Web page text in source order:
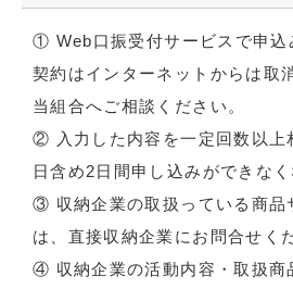
① Web口振受付サービスで申込
契約はインターネットからは取
当組合へご相談ください。
② 入力した内容を一定回数以上
日含め2日間申し込みができなく
③ 収納企業の取扱っている商品
は、直接収納企業にお問合せく
④ 収納企業の活動内容・取扱商